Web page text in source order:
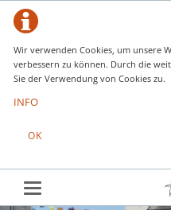
Wir verwenden Cookies, um unsere
verbessern zu können. Durch die
Sie der Verwendung von Cookies zu.
INFO
OK